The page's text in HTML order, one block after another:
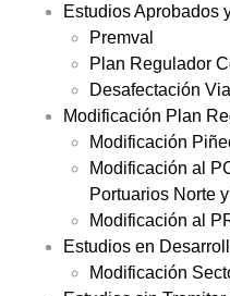
Estudios Aprobados
Premval
Plan Regulador
Desafectación
Modificación Plan
Modificación
Modificación al
Portuarios Norte
Modificación al
Estudios en
Modificación